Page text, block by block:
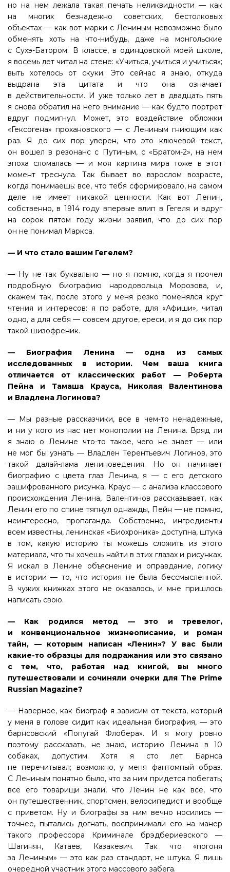
но на нем лежала такая печать неликвидности — как
на многих безнадежно советских, бестолковых
объектах — как вот марки с Лениным невозможно было
обменять хоть на что-нибудь, даже на монгольские
с Сухэ-Батором. В классе, в одинцовской моей школе,
я восемь лет читал на стене: «Учиться, учиться и учиться»;
выть хотелось от скуки. Это сейчас я знаю, откуда
выдрана эта цитата и что она означает
в действительности. И уже только лет в двадцать пять
я снова обратил на него внимание — как будто портрет
вдруг подмигнул. Может, это воздействие обложки
«Гексогена» прохановского — с Лениным гниющим как
раз. Я до сих пор уверен, что это ключевой текст,
он вошел в резонанс с Путиным, с «Братом-2», на нем
эпоха сломалась — и моя картина мира тоже в этот
момент треснула. Так бывает во взрослом возрасте,
когда понимаешь: все, что тебя сформировало, на самом
деле не имеет никакой ценности. Как вот Ленин,
собственно, в 1914 году впервые влип в Гегеля и вдруг
на сорок пятом году жизни заявил, что до сих пор
он не понимал Маркса.
— И что стало вашим Гегелем?
— Ну не так буквально — но я помню, когда я прочел
подробную биографию народовольца Морозова, и,
скажем так, после этого у меня резко поменялся круг
чтения и интересов: я по работе, для «Афиши», читал
одно, а для себя — совсем другое, ереси, и я до сих пор
такой шизофреник.
— Биография Ленина — одна из самых
исследованных в истории. Чем ваша книга
отличается от классических работ — Роберта
Пейна и Тамаша Крауса, Николая Валентинова
и Владлена Логинова?
— Мы разные рассказчики, все в чем-то ненадежные,
и ни у кого из нас нет монополии на Ленина. Вряд ли
я знаю о Ленине что-то такое, чего не знает — или
не мог бы узнать — Владлен Терентьевич Логинов, это
такой далай-лама лениноведения. Но он начинает
биографию с цвета глаз Ленина, я — с его детского
зашифрованного рисунка, Краус — c анализа классового
происхождения Ленина, Валентинов рассказывает, как
Ленин его по спине тяпнул однажды, Пейн — не помню,
неинтересно, пропаганда. Собственно, ингредиенты
всем известны, ленинская «Биохроника» доступна, штука
в том, какую историю ты можешь сложить из этого
материала, что ты хочешь найти в этих глазах и рисунках.
Я искал в Ленине объяснение и оправдание, логику
в истории — то, что история не была бессмысленной.
В чужих книжках этого не оказалось, и мне пришлось
написать свою.
— Как родился метод — это и тревелог,
и конвенциональное жизнеописание, и роман
тайн, — которым написан «Ленин»? У вас были
какие-то образцы для подражания или это связано
с тем, что, работая над книгой, вы много
путешествовали и сочиняли очерки для The Prime
Russian Magazine?
— Наверное, как биограф я зависим от текста, который
у меня в голове сидит как идеальная биография, — это
барнсовский «Попугай Флобера». И я могу ровно
поэтому рассказать, не знаю, историю Ленина в 10
собаках, допустим. Хотя я сто лет Барнса
не перечитывал; возможно, у меня фантомный образ.
С Лениным понятно было, что за ним придется побегать;
все его товарищи знали, что Ленин не как все, что
он путешественник, спортсмен, велосипедист и вообще
с приветом. Ну и биографы за ним вечно носились —
точнее, пытались догнать, воспринимали его на манер
такого профессора Криминале брэдбериевского —
Шагинян, Катаев, Казакевич. Так что «погоня
за Лениным» — это как раз стандарт, не штука. Я лишь
очередной участник этого массового забега.